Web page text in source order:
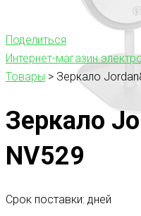
Поделиться
Интернет-магазин
Товары > Зеркало
Зеркало
NV529
Срок поставки: дней